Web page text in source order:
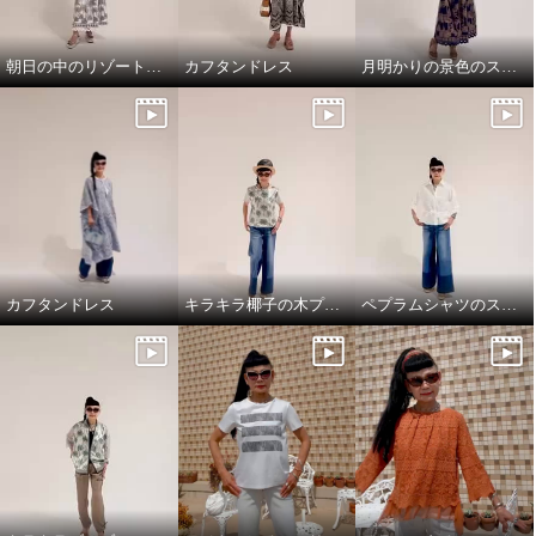
朝日の中のリゾート地の景色のスカートと、ドレスシャツ カフタンドレス 月明かりの景色のスカートで，リラックス!
カフタンドレス キラキラ椰子の木プルオーバーでワクワクスタイリング ペプラムシャツのスタイリング